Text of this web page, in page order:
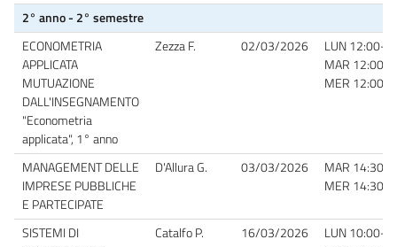
2° anno - 2° semestre
ECONOMETRIA
APPLICATA
MUTUAZIONE
DALL'INSEGNAMENTO
"Econometria
applicata", 1° anno
Zezza F. 02/03/2026
LUN 12:00-
MAR 12:00-
MER 12:00-
MANAGEMENT DELLE
IMPRESE PUBBLICHE
E PARTECIPATE
D'Allura G. 03/03/2026
MAR 14:30-
MER 14:30-
SISTEMI DI
Catalfo P. 16/03/2026
LUN 10:00-